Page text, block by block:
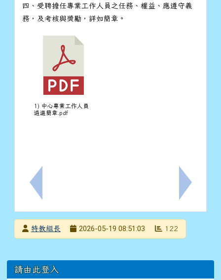
上一筆：轉知教育部辦理「115學年度教育部身心障礙
四、受聘擔任專業工作人員之任務、權益、應遵守義
務，及考核與獎勵，詳如簡章。
1) 中心專業工作人員
遴選簡章.pdf
下一筆：
發布者特教組長
2026-05-19 08:51:03 122
左邊區域內容
請由此登入